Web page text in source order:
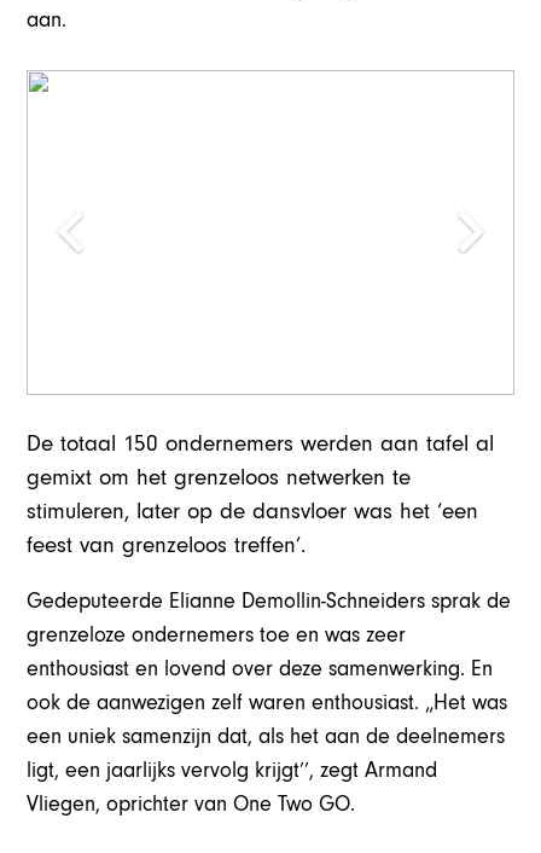
aan.
De totaal 150 ondernemers werden aan tafel al
gemixt om het grenzeloos netwerken te
stimuleren, later op de dansvloer was het ‘een
feest van grenzeloos treffen’.
Gedeputeerde Elianne Demollin-Schneiders sprak de
grenzeloze ondernemers toe en was zeer
enthousiast en lovend over deze samenwerking. En
ook de aanwezigen zelf waren enthousiast. „Het was
een uniek samenzijn dat, als het aan de deelnemers
ligt, een jaarlijks vervolg krijgt’’, zegt Armand
Vliegen, oprichter van One Two GO.